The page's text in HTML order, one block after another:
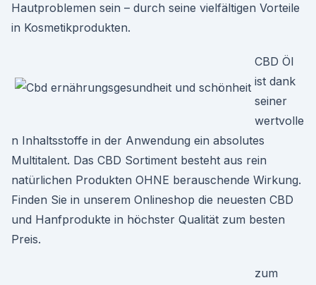
Hautproblemen sein – durch seine vielfältigen Vorteile
in Kosmetikprodukten.
CBD Öl
ist dank
seiner
wertvolle
n Inhaltsstoffe in der Anwendung ein absolutes
Multitalent. Das CBD Sortiment besteht aus rein
natürlichen Produkten OHNE berauschende Wirkung.
Finden Sie in unserem Onlineshop die neuesten CBD
und Hanfprodukte in höchster Qualität zum besten
Preis.
zum